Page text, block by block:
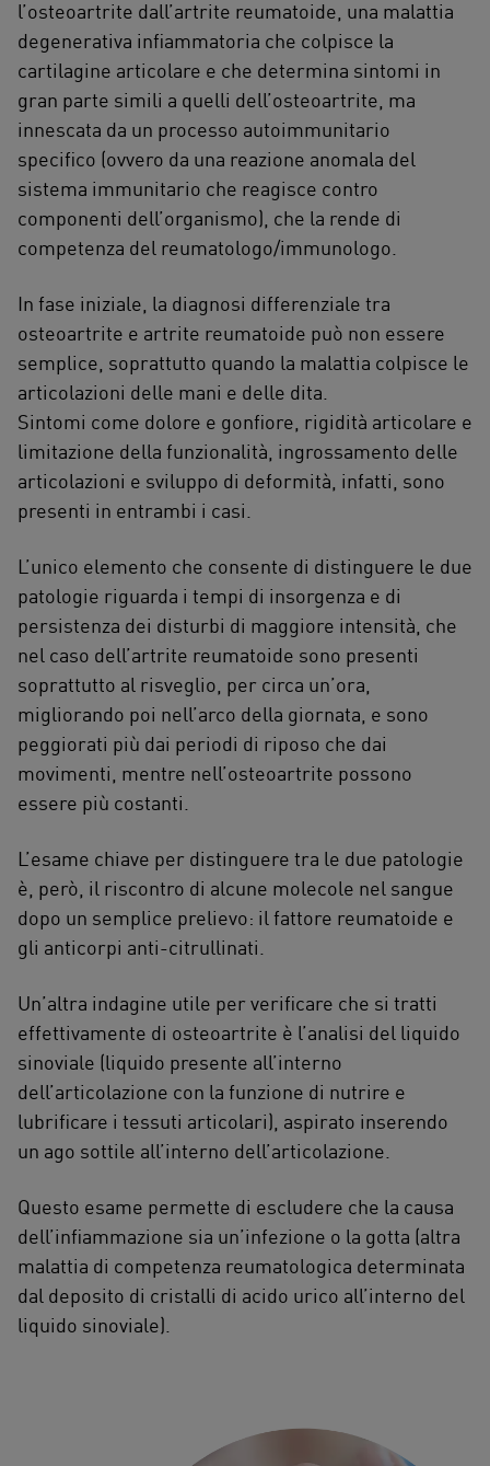
l’osteoartrite dall’artrite reumatoide, una malattia
degenerativa infiammatoria che colpisce la
cartilagine articolare e che determina sintomi in
gran parte simili a quelli dell’osteoartrite, ma
innescata da un processo autoimmunitario
specifico (ovvero da una reazione anomala del
sistema immunitario che reagisce contro
componenti dell’organismo), che la rende di
competenza del reumatologo/immunologo.
In fase iniziale, la diagnosi differenziale tra
osteoartrite e artrite reumatoide può non essere
semplice, soprattutto quando la malattia colpisce le
articolazioni delle mani e delle dita.
Sintomi come dolore e gonfiore, rigidità articolare e
limitazione della funzionalità, ingrossamento delle
articolazioni e sviluppo di deformità, infatti, sono
presenti in entrambi i casi.
L’unico elemento che consente di distinguere le due
patologie riguarda i tempi di insorgenza e di
persistenza dei disturbi di maggiore intensità, che
nel caso dell’artrite reumatoide sono presenti
soprattutto al risveglio, per circa un’ora,
migliorando poi nell’arco della giornata, e sono
peggiorati più dai periodi di riposo che dai
movimenti, mentre nell’osteoartrite possono
essere più costanti.
L’esame chiave per distinguere tra le due patologie
è, però, il riscontro di alcune molecole nel sangue
dopo un semplice prelievo: il fattore reumatoide e
gli anticorpi anti-citrullinati.
Un’altra indagine utile per verificare che si tratti
effettivamente di osteoartrite è l’analisi del liquido
sinoviale (liquido presente all’interno
dell’articolazione con la funzione di nutrire e
lubrificare i tessuti articolari), aspirato inserendo
un ago sottile all’interno dell’articolazione.
Questo esame permette di escludere che la causa
dell’infiammazione sia un’infezione o la gotta (altra
malattia di competenza reumatologica determinata
dal deposito di cristalli di acido urico all’interno del
liquido sinoviale).